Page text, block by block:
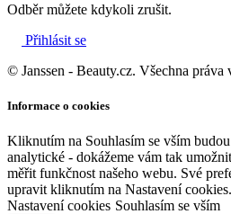
Odběr můžete kdykoli zrušit.
Přihlásit se
© Janssen - Beauty.cz. Všechna práva
Informace o cookies
Kliknutím na Souhlasím se vším
analytické - dokážeme vám tak
měřit funkčnost našeho webu. Své
upravit kliknutím na Nastavení cookies.
Nastavení cookies Souhlasím se vším